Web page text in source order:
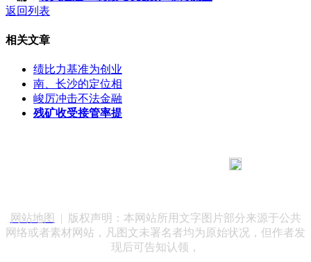
返回列表
相关文章
绩比力基准为创业
南、长沙的定位相
峻厉冲击不法金融
残矿收受接管率提
网站地图
| 版权声明：本网站所用文字图片部分来源于公共
网络或者素材网站，凡图文未署名者均为原始状况，但作者发
现后可告知认领，